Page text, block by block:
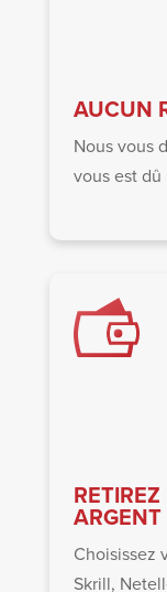
AUCUN
Nous vous
vous est dû
ARGENT
Choisissez
Skrill,